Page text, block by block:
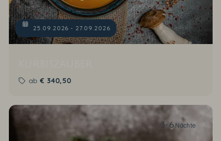
25.09.2026 - 27.09.2026
ab€ 340,50
3-6Nächte